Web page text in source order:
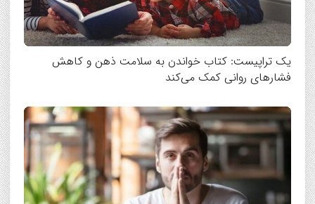
یک تراپیست: کتاب‌ خواندن به سلامت ذهن و کاهش
فشارهای روانی کمک می‌کند